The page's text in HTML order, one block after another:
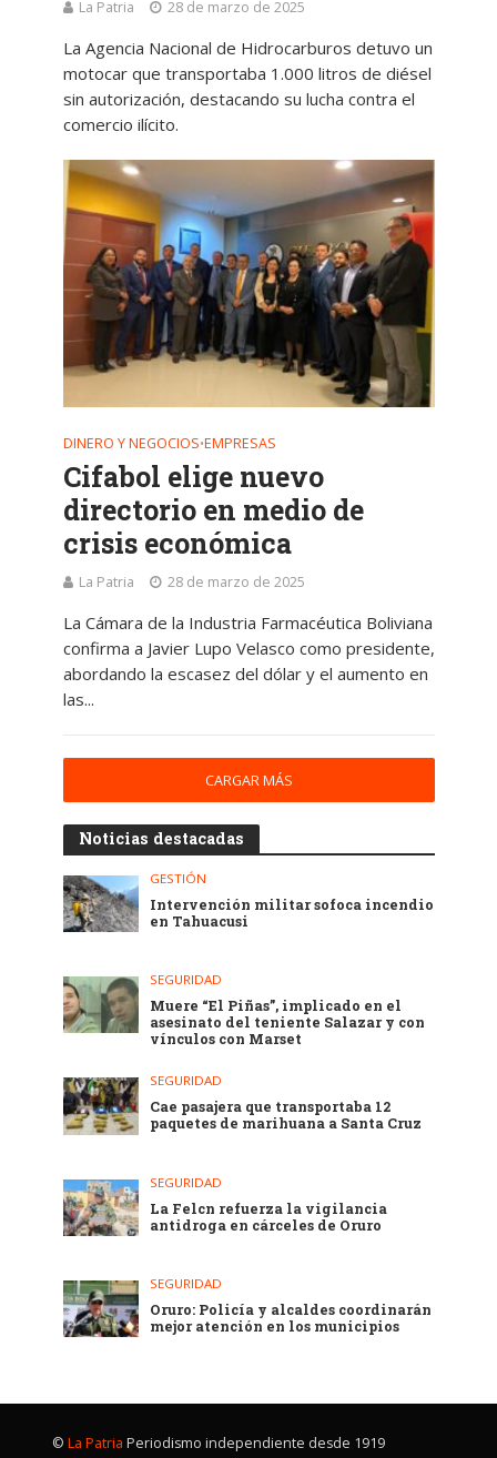
La Patria 28 de marzo de 2025
La Agencia Nacional de Hidrocarburos detuvo un
motocar que transportaba 1.000 litros de diésel
sin autorización, destacando su lucha contra el
comercio ilícito.
DINERO Y NEGOCIOS•EMPRESAS
Cifabol elige nuevo
directorio en medio de
crisis económica
La Patria 28 de marzo de 2025
La Cámara de la Industria Farmacéutica Boliviana
confirma a Javier Lupo Velasco como presidente,
abordando la escasez del dólar y el aumento en
las...
CARGAR MÁS
Noticias destacadas
GESTIÓN
Intervención militar sofoca incendio
en Tahuacusi
SEGURIDAD
Muere “El Piñas”, implicado en el
asesinato del teniente Salazar y con
vínculos con Marset
SEGURIDAD
Cae pasajera que transportaba 12
paquetes de marihuana a Santa Cruz
SEGURIDAD
La Felcn refuerza la vigilancia
antidroga en cárceles de Oruro
SEGURIDAD
Oruro: Policía y alcaldes coordinarán
mejor atención en los municipios
© La Patria Periodismo independiente desde 1919